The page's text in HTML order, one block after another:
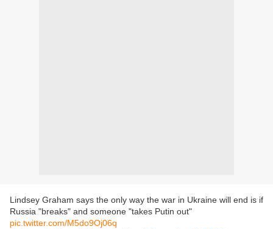
Lindsey Graham says the only way the war in Ukraine will end is if
Russia "breaks" and someone "takes Putin out"
pic.twitter.com/M5do9Oj06q